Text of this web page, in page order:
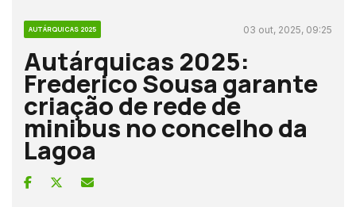
AUTÁRQUICAS 2025 03 out, 2025, 09:25
Autárquicas 2025:
Frederico Sousa garante
criação de rede de
minibus no concelho da
Lagoa